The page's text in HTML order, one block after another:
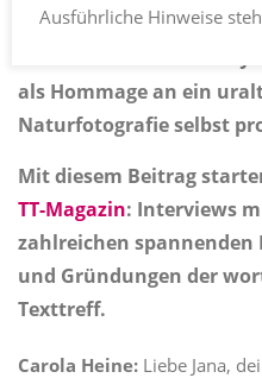
Gefühl und Verstand
als Hommage an ein
Naturfotografie selbst
Mit diesem Beitrag
TT-Magazin: Interviews
zahlreichen
und Gründungen der
Texttreff.
Carola Heine: Liebe Jana,
Ausführliche Hinweise